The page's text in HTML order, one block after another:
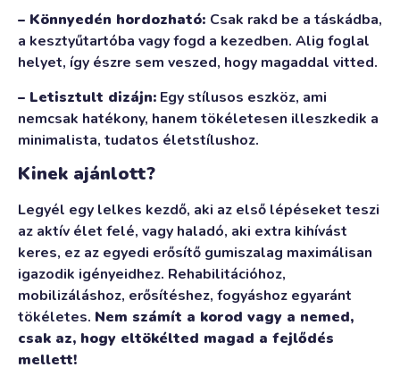
– Könnyedén hordozható: Csak rakd be a táskádba,
a kesztyűtartóba vagy fogd a kezedben. Alig foglal
helyet, így észre sem veszed, hogy magaddal vitted.
– Letisztult dizájn: Egy stílusos eszköz, ami
nemcsak hatékony, hanem tökéletesen illeszkedik a
minimalista, tudatos életstílushoz.
Kinek ajánlott?
Legyél egy lelkes kezdő, aki az első lépéseket teszi
az aktív élet felé, vagy haladó, aki extra kihívást
keres, ez az egyedi erősítő gumiszalag maximálisan
igazodik igényeidhez. Rehabilitációhoz,
mobilizáláshoz, erősítéshez, fogyáshoz egyaránt
tökéletes. Nem számít a korod vagy a nemed,
csak az, hogy eltökélted magad a fejlődés
mellett!